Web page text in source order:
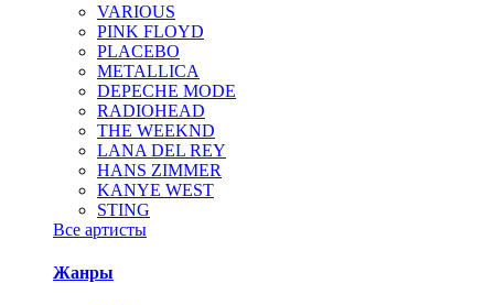
VARIOUS
PINK FLOYD
PLACEBO
METALLICA
DEPECHE MODE
RADIOHEAD
THE WEEKND
LANA DEL REY
HANS ZIMMER
KANYE WEST
STING
Все артисты
Жанры